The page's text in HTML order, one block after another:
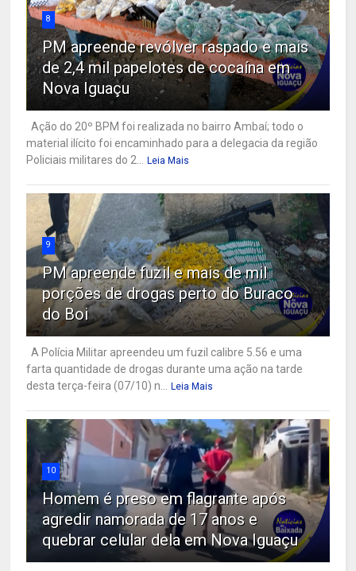
8
PM apreende revólver raspado e mais
de 2,4 mil papelotes de cocaína em
Nova Iguaçu
Ação do 20º BPM foi realizada no bairro Ambaí; todo o
material ilícito foi encaminhado para a delegacia da região
Policiais militares do 2...
Leia Mais
9
PM apreende fuzil e mais de mil
porções de drogas perto do Buraco
do Boi
A Polícia Militar apreendeu um fuzil calibre 5.56 e uma
farta quantidade de drogas durante uma ação na tarde
desta terça-feira (07/10) n...
Leia Mais
10
Homem é preso em flagrante após
agredir namorada de 17 anos e
quebrar celular dela em Nova Iguaçu